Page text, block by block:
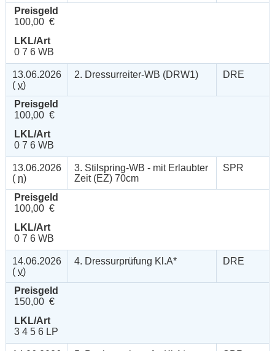
Preisgeld
100,00 €
LKL/Art
0 7 6 WB
13.06.2026
( v)
2. Dressurreiter-WB (DRW1) DRE
Preisgeld
100,00 €
LKL/Art
0 7 6 WB
13.06.2026
( n)
3. Stilspring-WB - mit Erlaubter
Zeit (EZ) 70cm
SPR
Preisgeld
100,00 €
LKL/Art
0 7 6 WB
14.06.2026
( v)
4. Dressurprüfung Kl.A* DRE
Preisgeld
150,00 €
LKL/Art
3 4 5 6 LP